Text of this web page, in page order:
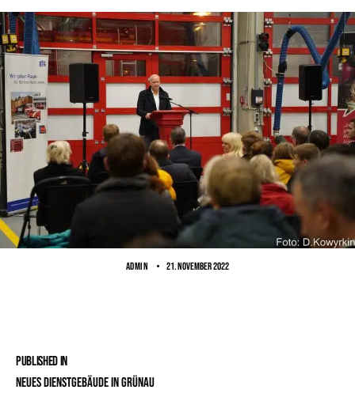
ADMIN 21. November 2022
Published in
Neues Dienstgebäude in Grünau